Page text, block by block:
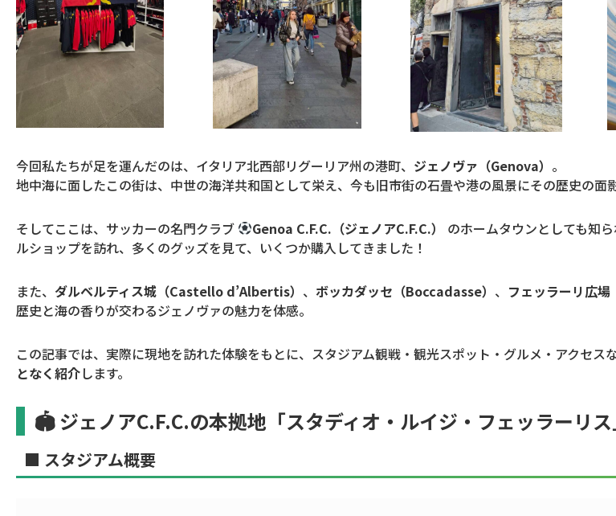
今回私たちが足を運んだのは、イタリア北西部リグーリア州の港町、 ジェノヴァ（Genova） 。
地中海に面したこの街は、中世の海洋共和国として栄え、今も旧市街の石畳や港の風景にその歴史の面
そしてここは、サッカーの名門クラブ Genoa C.F.C.（ジェノアC.F.C.）
のホームタウンとしても知
ルショップを訪れ、多くのグッズを見て、いくつか購入してきました！
また、 ダルベルティス城（Castello d’Albertis） 、 ボッカダッセ（Boccadasse） 、 フェッラーリ広
歴史と海の香りが交わるジェノヴァの魅力を体感。
この記事では、実際に現地を訪れた体験をもとに、スタジアム観戦・観光スポット・グルメ・アクセスな
となく紹介します。
🏟 ジェノアC.F.C.の本拠地「スタディオ・ルイジ・フェッラーリス
■ スタジアム概要